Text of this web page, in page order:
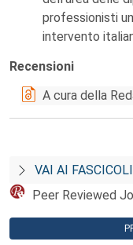
professionisti
intervento
Recensioni
A cura della
VAI AI
Peer Reviewed